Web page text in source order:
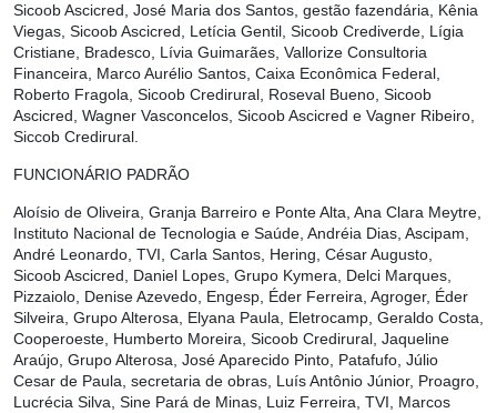
Sicoob Ascicred, José Maria dos Santos, gestão fazendária, Kênia
Viegas, Sicoob Ascicred, Letícia Gentil, Sicoob Crediverde, Lígia
Cristiane, Bradesco, Lívia Guimarães, Vallorize Consultoria
Financeira, Marco Aurélio Santos, Caixa Econômica Federal,
Roberto Fragola, Sicoob Credirural, Roseval Bueno, Sicoob
Ascicred, Wagner Vasconcelos, Sicoob Ascicred e Vagner Ribeiro,
Siccob Credirural.
FUNCIONÁRIO PADRÃO
Aloísio de Oliveira, Granja Barreiro e Ponte Alta, Ana Clara Meytre,
Instituto Nacional de Tecnologia e Saúde, Andréia Dias, Ascipam,
André Leonardo, TVI, Carla Santos, Hering, César Augusto,
Sicoob Ascicred, Daniel Lopes, Grupo Kymera, Delci Marques,
Pizzaiolo, Denise Azevedo, Engesp, Éder Ferreira, Agroger, Éder
Silveira, Grupo Alterosa, Elyana Paula, Eletrocamp, Geraldo Costa,
Cooperoeste, Humberto Moreira, Sicoob Credirural, Jaqueline
Araújo, Grupo Alterosa, José Aparecido Pinto, Patafufo, Júlio
Cesar de Paula, secretaria de obras, Luís Antônio Júnior, Proagro,
Lucrécia Silva, Sine Pará de Minas, Luiz Ferreira, TVI, Marcos